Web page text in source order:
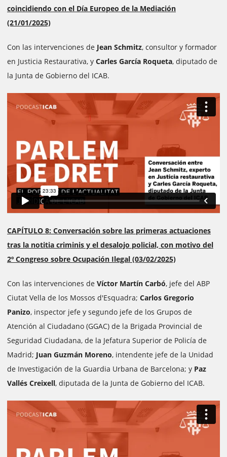
coincidiendo con el Día Europeo de la Mediación
(21/01/2025)
Con las intervenciones de Jean Schmitz, consultor y formador
en Justicia Restaurativa, y Carles García Roqueta, diputado de
la Junta de Gobierno del ICAB.
CAPÍTULO 8: Conversación sobre las primeras actuaciones
tras la notitia criminis y el desalojo policial, con motivo del
2º Congreso sobre Ocupación Ilegal (03/02/2025)
Con las intervenciones de Víctor Martín Carbó, jefe del ABP
Ciutat Vella de los Mossos d'Esquadra; Carlos Gregorio
Panizo, inspector jefe y segundo jefe de los Grupos de
Atención al Ciudadano (GGAC) de la Brigada Provincial de
Seguridad Ciudadana, de la Jefatura Superior de Policía de
Madrid; Juan Guzmán Moreno, intendente jefe de la Unidad
de Investigación de la Guardia Urbana de Barcelona; y Paz
Vallés Creixell, diputada de la Junta de Gobierno del ICAB.